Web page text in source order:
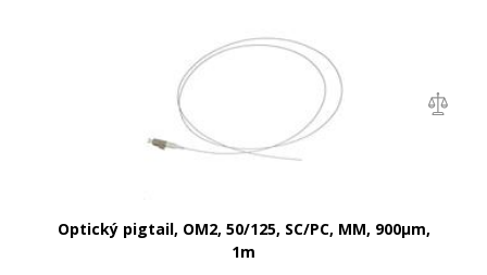
Optický pigtail, OM2, 50/125, SC/PC, MM, 900µm,
1m